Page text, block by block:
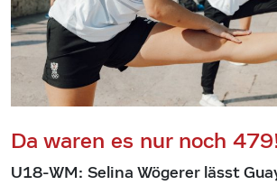
Da waren es nur noch
U18-WM: Selina Wögerer lässt